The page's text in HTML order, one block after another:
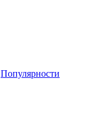
Популярности